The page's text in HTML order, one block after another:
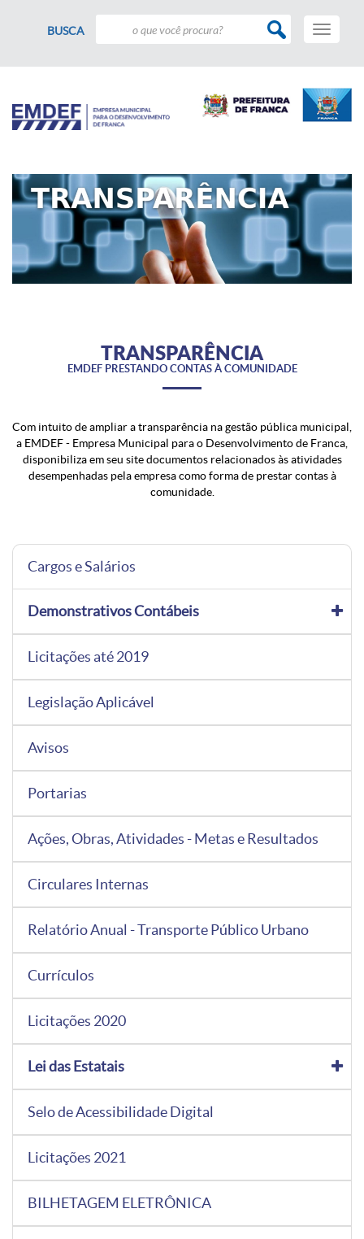
BUSCA
Toggle
TRANSPARÊNCIA
EMDEF PRESTANDO CONTAS À COMUNIDADE
Com intuito de ampliar a transparência na gestão pública municipal,
a EMDEF - Empresa Municipal para o Desenvolvimento de Franca,
disponibiliza em seu site documentos relacionados às atividades
desempenhadas pela empresa como forma de prestar contas à
comunidade.
Cargos e Salários
Demonstrativos Contábeis
Licitações até 2019
Legislação Aplicável
Avisos
Portarias
Ações, Obras, Atividades - Metas e Resultados
Circulares Internas
Relatório Anual - Transporte Público Urbano
Currículos
Licitações 2020
Lei das Estatais
Selo de Acessibilidade Digital
Licitações 2021
BILHETAGEM ELETRÔNICA